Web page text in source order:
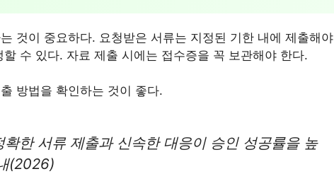
것이 중요하다. 요청받은 서류는 지정된 기한 내에 제출해야
수 있다. 자료 제출 시에는 접수증을 꼭 보관해야 한다.
방법을 확인하는 것이 좋다.
한 서류 제출과 신속한 대응이 승인 성공률을 높
(2026)